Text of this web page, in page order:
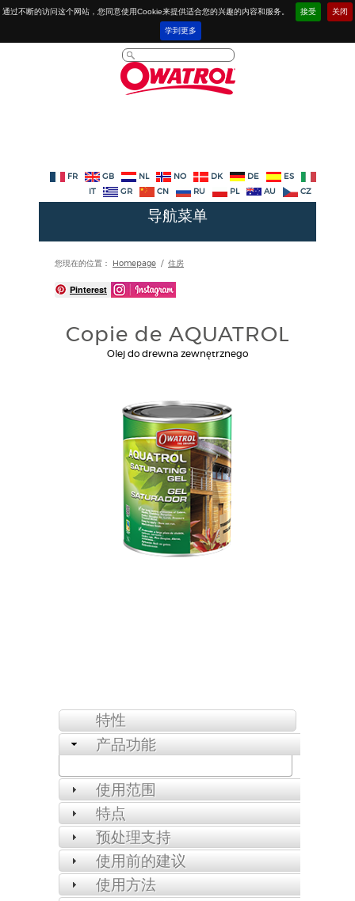
通过不断的访问这个网站，您同意使用Cookie来提供适合您的兴趣的内容和服务。 接受 关闭
学到更多
FR GB NL NO DK DE
ES
IT
GR CN RU PL AU CZ
导航菜单
您現在的位置： Homepage / 住房
Pinterest
Copie de AQUATROL
Olej do drewna zewnętrznego
特性
产品功能
使用范围
特点
预处理支持
使用前的建议
使用方法